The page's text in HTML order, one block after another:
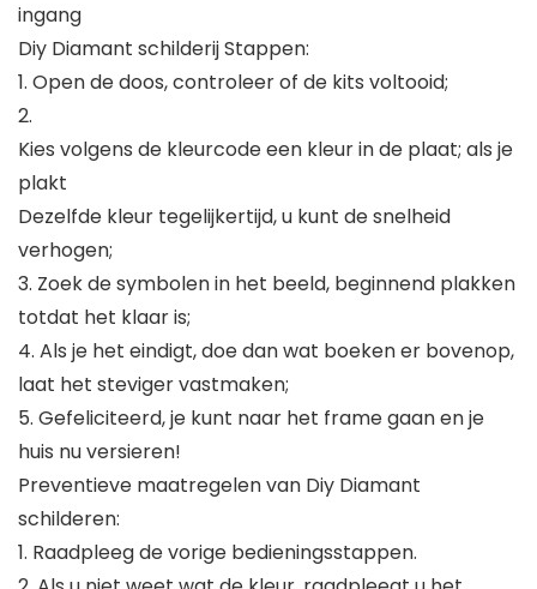
ingang
Diy Diamant schilderij Stappen:
1. Open de doos, controleer of de kits voltooid;
2.
Kies volgens de kleurcode een kleur in de plaat; als je
plakt
Dezelfde kleur tegelijkertijd, u kunt de snelheid
verhogen;
3. Zoek de symbolen in het beeld, beginnend plakken
totdat het klaar is;
4. Als je het eindigt, doe dan wat boeken er bovenop,
laat het steviger vastmaken;
5. Gefeliciteerd, je kunt naar het frame gaan en je
huis nu versieren!
Preventieve maatregelen van Diy Diamant
schilderen:
1. Raadpleeg de vorige bedieningsstappen.